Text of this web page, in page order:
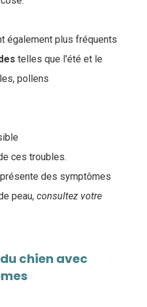
également plus fréquents
telles que l'été et le
pollens
ces troubles.
des symptômes
peau, consultez votre
chien avec